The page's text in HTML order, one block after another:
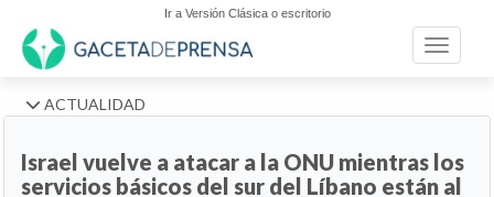
Ir a Versión Clásica o escritorio
Toggle
ACTUALIDAD
Israel vuelve a atacar a la ONU mientras los
servicios básicos del sur del Líbano están al